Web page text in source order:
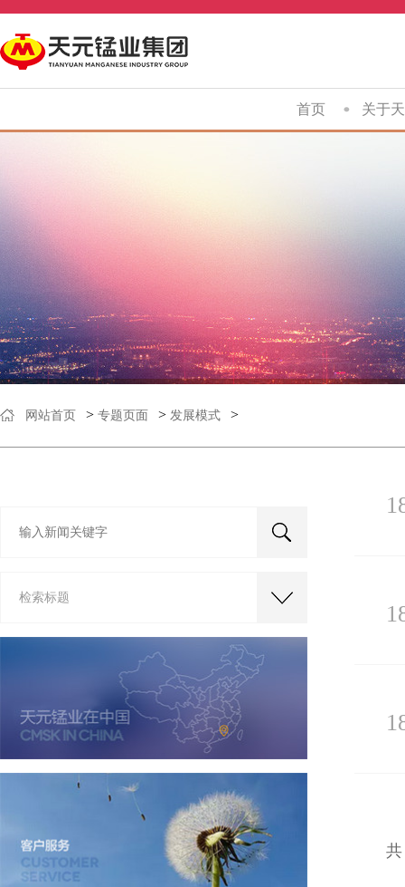
首页 关于
网站首页 > 专题页面 > 发展模式 >
检索标题